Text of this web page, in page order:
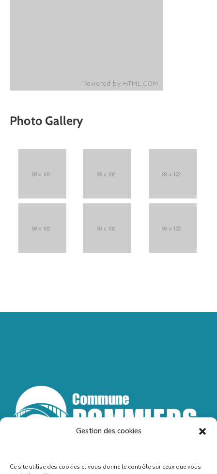
Gestion des cookies
Ce site utilise des cookies et vous donne le contrôle sur ceux que vous
Photo Gallery